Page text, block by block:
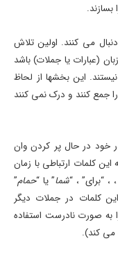
بسازند.
می کنند. اولین تلاش
(عبارات یا جملات) باشد
این بخشها از لحاظ
جمع کنند و درک نمی کنند
خود در حال پر كردن وان
کلمات ارتباطی با زمان
، “برای” ، “شما” یا “حمام”
کلمات در جملات دیگر
به صورت نادرست استفاده
می کند).